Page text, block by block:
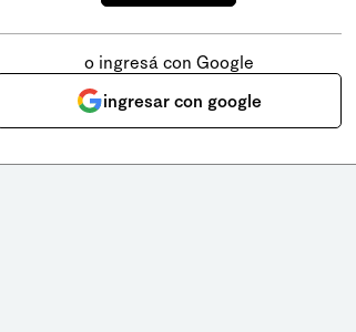
o ingresá con Google
ingresar con google